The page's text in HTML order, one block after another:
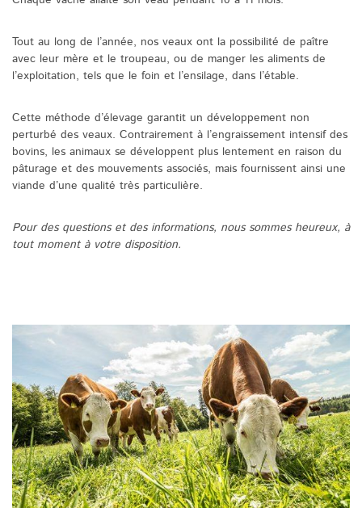
Tout au long de l’année, nos veaux ont la possibilité de paître
avec leur mère et le troupeau, ou de manger les aliments de
l’exploitation, tels que le foin et l’ensilage, dans l’étable.
Cette méthode d’élevage garantit un développement non
perturbé des veaux. Contrairement à l’engraissement intensif des
bovins, les animaux se développent plus lentement en raison du
pâturage et des mouvements associés, mais fournissent ainsi une
viande d’une qualité très particulière.
Pour des questions et des informations, nous sommes heureux, à
tout moment à votre disposition.